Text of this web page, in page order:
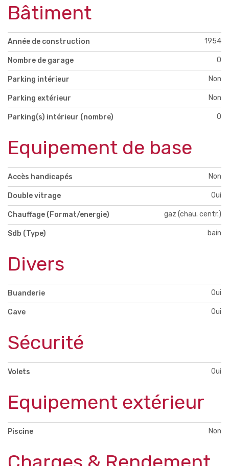
Bâtiment
Année de construction 1954
Nombre de garage 0
Parking intérieur Non
Parking extérieur Non
Parking(s) intérieur (nombre) 0
Equipement de base
Accès handicapés Non
Double vitrage Oui
Chauffage (Format/energie) gaz (chau. centr.)
Sdb (Type) bain
Divers
Buanderie Oui
Cave Oui
Sécurité
Volets Oui
Equipement extérieur
Piscine Non